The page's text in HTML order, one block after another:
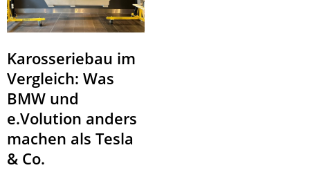
Karosseriebau im
Vergleich: Was
BMW und
e.Volution anders
machen als Tesla
& Co.